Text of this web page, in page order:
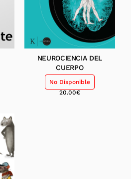
NEUROCIENCIA DEL
CUERPO
No Disponible
20.00€